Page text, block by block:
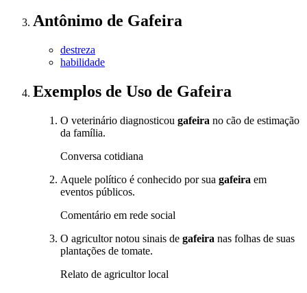
Antônimo de Gafeira
destreza
habilidade
Exemplos de Uso de Gafeira
O veterinário diagnosticou gafeira no cão de estimação
da família.
Conversa cotidiana
Aquele político é conhecido por sua gafeira em
eventos públicos.
Comentário em rede social
O agricultor notou sinais de gafeira nas folhas de suas
plantações de tomate.
Relato de agricultor local